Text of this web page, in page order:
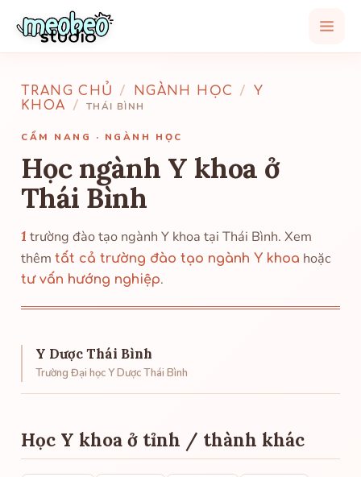
TRANG CHỦ / NGÀNH HỌC /
Y
KHOA
/ THÁI BÌNH
CẨM NANG · NGÀNH HỌC
Học ngành Y khoa ở
Thái Bình
1 trường đào tạo ngành Y khoa tại Thái Bình. Xem
thêm tất cả trường đào tạo ngành Y khoa hoặc
tư vấn hướng nghiệp.
Y Dược Thái Bình
Trường Đại học Y Dược Thái Bình
Học Y khoa ở tỉnh / thành khác